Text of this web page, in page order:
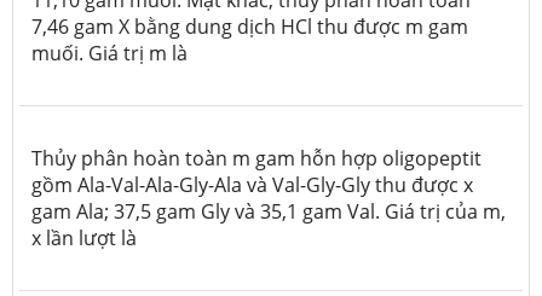
7,46 gam X bằng dung dịch HCl thu được m gam
muối. Giá trị m là
Thủy phân hoàn toàn m gam hỗn hợp oligopeptit
gồm Ala-Val-Ala-Gly-Ala và Val-Gly-Gly thu được x
gam Ala; 37,5 gam Gly và 35,1 gam Val. Giá trị của m,
x lần lượt là